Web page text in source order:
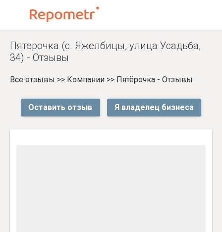
Пятёрочка (с. Яжелбицы, улица Усадьба,
34) - Отзывы
Все отзывы >> Компании >> Пятёрочка - Отзывы
Оставить отзыв Я владелец бизнеса